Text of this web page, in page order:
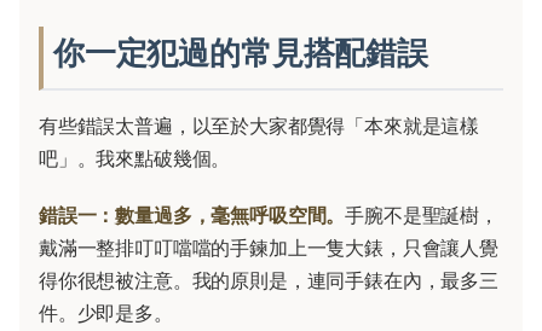
你一定犯過的常見搭配錯誤
有些錯誤太普遍，以至於大家都覺得「本來就是這樣
吧」。我來點破幾個。
錯誤一：數量過多，毫無呼吸空間。手腕不是聖誕樹，
戴滿一整排叮叮噹噹的手鍊加上一隻大錶，只會讓人覺
得你很想被注意。我的原則是，連同手錶在內，最多三
件。少即是多。